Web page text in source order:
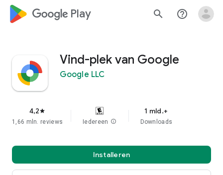
google_logo Play search help_outline
Vind-plek van Google
Google LLC
4,2star
1,66 mln. reviews Iedereen info
1 mld.+
Downloads
Installeren